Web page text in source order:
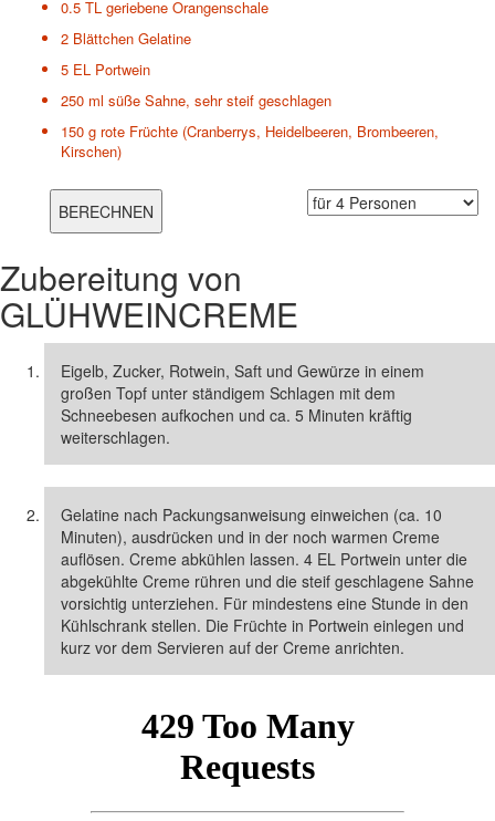
0.5 TL geriebene Orangenschale
2 Blättchen Gelatine
5 EL Portwein
250 ml süße Sahne, sehr steif geschlagen
150 g rote Früchte (Cranberrys, Heidelbeeren, Brombeeren,
Kirschen)
Zubereitung von
GLÜHWEINCREME
Eigelb, Zucker, Rotwein, Saft und Gewürze in einem
großen Topf unter ständigem Schlagen mit dem
Schneebesen aufkochen und ca. 5 Minuten kräftig
weiterschlagen.
Gelatine nach Packungsanweisung einweichen (ca. 10
Minuten), ausdrücken und in der noch warmen Creme
auflösen. Creme abkühlen lassen. 4 EL Portwein unter die
abgekühlte Creme rühren und die steif geschlagene Sahne
vorsichtig unterziehen. Für mindestens eine Stunde in den
Kühlschrank stellen. Die Früchte in Portwein einlegen und
kurz vor dem Servieren auf der Creme anrichten.